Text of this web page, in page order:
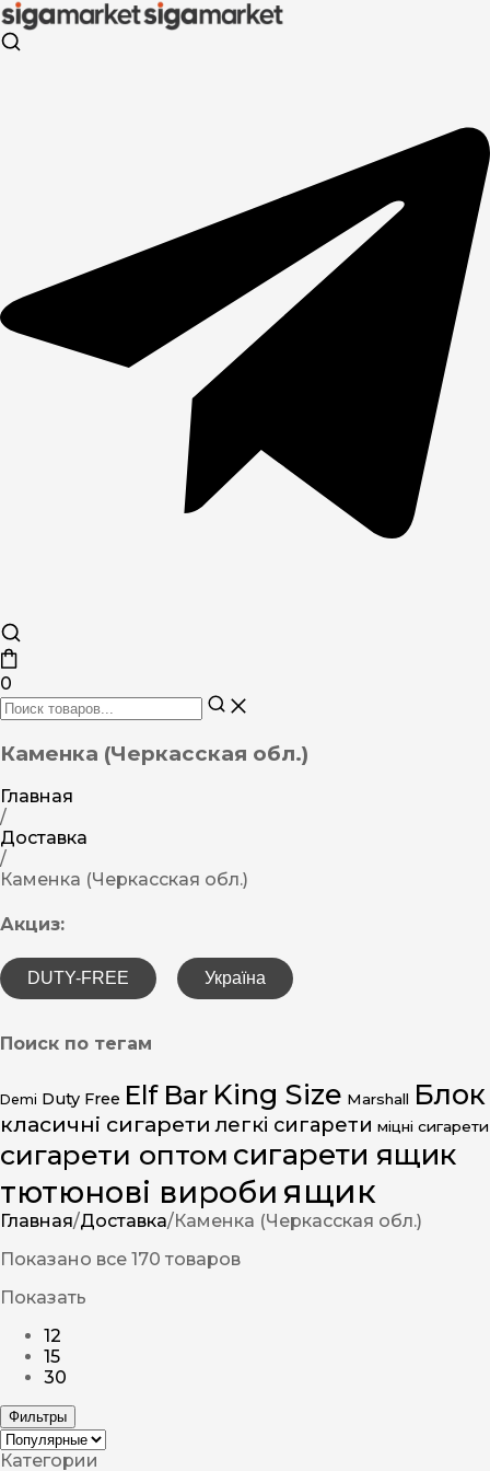
0
Каменка (Черкасская обл.)
Главная
/
Доставка
/
Каменка (Черкасская обл.)
Акциз:
DUTY-FREE Україна
Поиск по тегам
Demi Duty Free Elf Bar King Size Marshall Блок
класичні сигарети легкі сигарети міцні сигарети
сигарети оптом сигарети ящик
тютюнові вироби ящик
Главная/Доставка/Каменка (Черкасская обл.)
Показано все 170 товаров
Показать
12
15
30
Фильтры
Категории